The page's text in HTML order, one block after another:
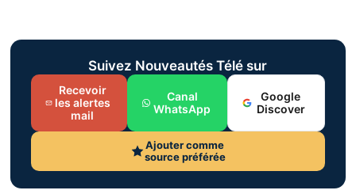
Suivez Nouveautés Télé sur
Recevoir
les alertes
mail
Canal
WhatsApp
Google
Discover
Ajouter comme
source préférée